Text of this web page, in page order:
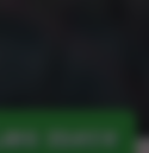
Læs mere